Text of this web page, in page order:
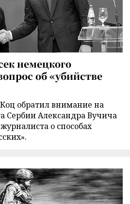
немецкого
об «убийстве
обратил внимание на
Сербии Александра Вучича
о способах